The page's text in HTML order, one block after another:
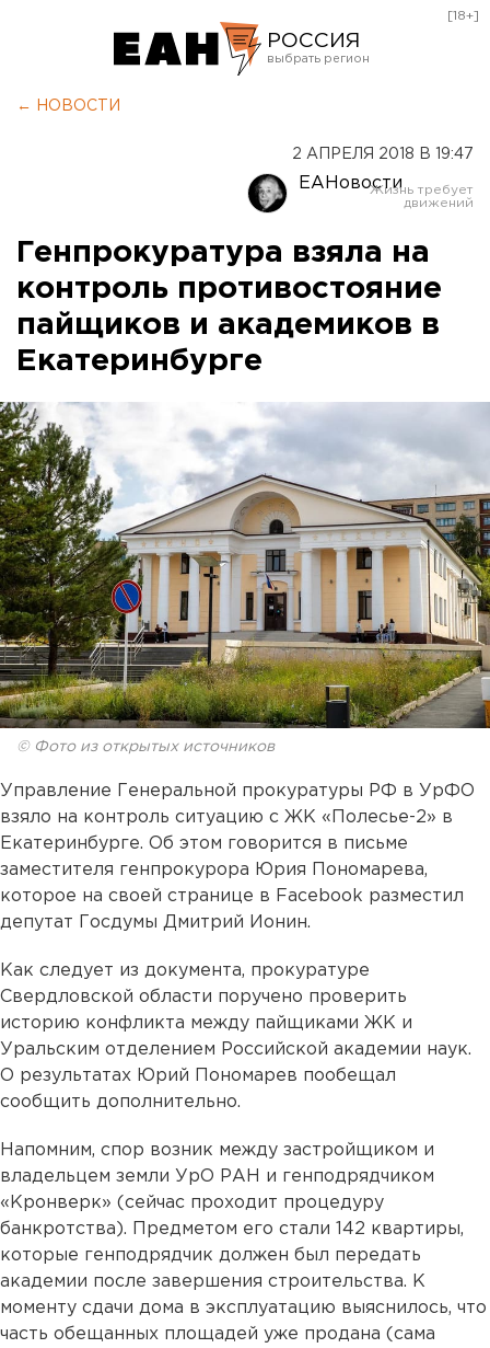
РОССИЯ
Оренбург
[18+]
← НОВОСТИ
2 АПРЕЛЯ 2018 В 19:47
ЕАНовости
Генпрокуратура взяла на
контроль противостояние
пайщиков и академиков в
Екатеринбурге
© Фото из открытых источников
Управление Генеральной прокуратуры РФ в УрФО
взяло на контроль ситуацию с ЖК «Полесье-2» в
Екатеринбурге. Об этом говорится в письме
заместителя генпрокурора Юрия Пономарева,
которое на своей странице в Facebook разместил
депутат Госдумы Дмитрий Ионин.
Как следует из документа, прокуратуре
Свердловской области поручено проверить
историю конфликта между пайщиками ЖК и
Уральским отделением Российской академии наук.
О результатах Юрий Пономарев пообещал
сообщить дополнительно.
Напомним, спор возник между застройщиком и
владельцем земли УрО РАН и генподрядчиком
«Кронверк» (сейчас проходит процедуру
банкротства). Предметом его стали 142 квартиры,
которые генподрядчик должен был передать
академии после завершения строительства. К
моменту сдачи дома в эксплуатацию выяснилось, что
часть обещанных площадей уже продана (сама